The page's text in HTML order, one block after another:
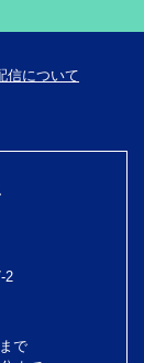
信について
2
で